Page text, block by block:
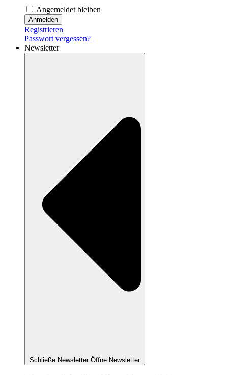
Angemeldet bleiben
Registrieren
Passwort vergessen?
Newsletter
Schließe Newsletter Öffne Newsletter